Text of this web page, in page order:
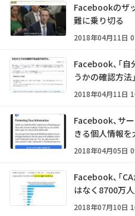
Facebookのザ
難に乗り切る
2018年04月11日
Facebook、「
うかの確認方法
2018年04月11日
Facebook、サ
きる個人情報
2018年04月05日
Facebook、「
はなく8700万
2018年07月10日